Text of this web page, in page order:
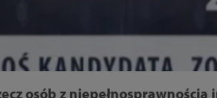
osób z